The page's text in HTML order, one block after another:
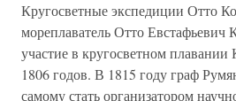
Кругосветные экспедиции Отто
мореплаватель Отто Евстафьевич
участие в кругосветном
1806 годов. В 1815 году граф
самому стать организатором